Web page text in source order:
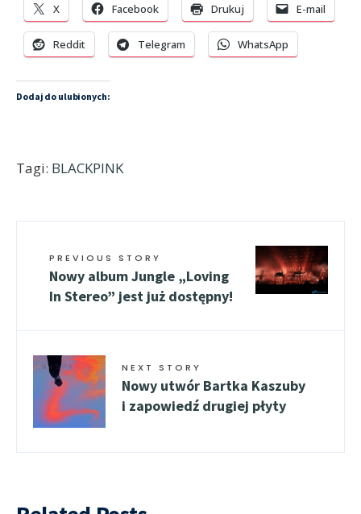
X Facebook Drukuj E-mail
Reddit Telegram WhatsApp
Dodaj do ulubionych:
Tagi: BLACKPINK
PREVIOUS STORY
Nowy album Jungle „Loving
In Stereo” jest już dostępny!
NEXT STORY
Nowy utwór Bartka Kaszuby
i zapowiedź drugiej płyty